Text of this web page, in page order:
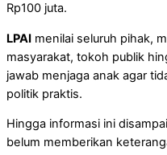
Rp100 juta.
LPAI menilai seluruh pihak,
masyarakat, tokoh publik
jawab menjaga anak agar
politik praktis.
Hingga informasi ini
belum memberikan